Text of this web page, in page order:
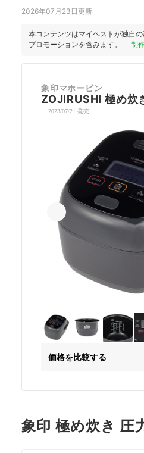
2026年07月23日更新
本コンテンツはマイベストが独自
プロモーションを含みます。
制
象印マホービン
ZOJIRUSHI 極め炊
2023/07/21 発売
価格を比較する
象印 極め炊き 圧